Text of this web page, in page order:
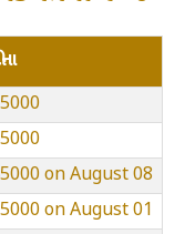
on August 08
on August 01